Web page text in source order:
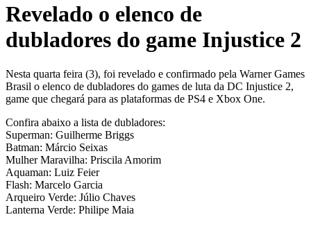
Revelado o elenco de
dubladores do game Injustice 2
Nesta quarta feira (3), foi revelado e confirmado pela Warner Games
Brasil o elenco de dubladores do games de luta da DC Injustice 2,
game que chegará para as plataformas de PS4 e Xbox One.
Confira abaixo a lista de dubladores:
Superman: Guilherme Briggs
Batman: Márcio Seixas
Mulher Maravilha: Priscila Amorim
Aquaman: Luiz Feier
Flash: Marcelo Garcia
Arqueiro Verde: Júlio Chaves
Lanterna Verde: Philipe Maia